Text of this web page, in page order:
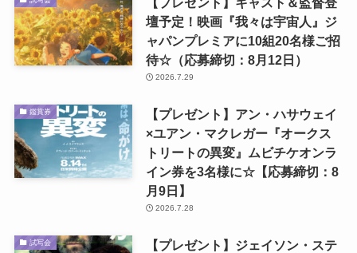
壇予定！映画『我々は宇宙人』ジ
ャパンプレミアに10組20名様ご招
待☆（応募締切：8月12日）
2026.7.29
鑑賞券
【プレゼント】アン・ハサウェイ
×ユアン・マクレガー『オークス
トリートの異変』ムビチケオンラ
イン券を3名様に☆【応募締切：8
月9日】
2026.7.28
試写会
【プレゼント】ジェイソン・ステ